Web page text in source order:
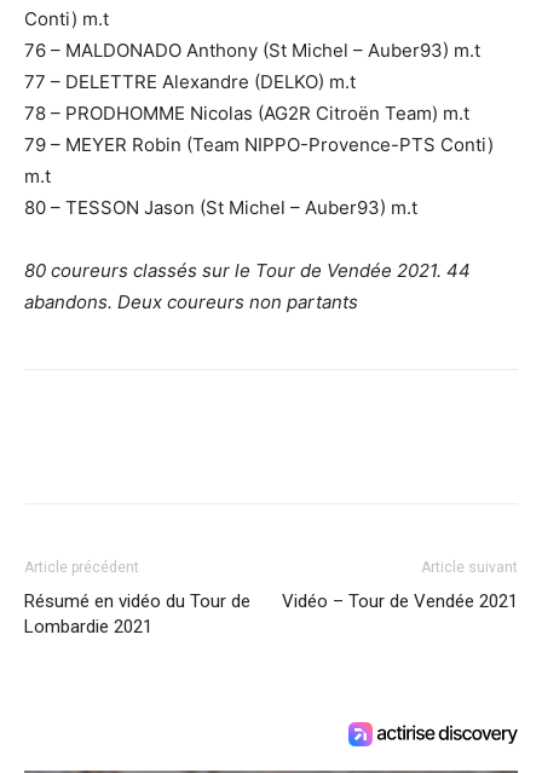
Conti) m.t
76 – MALDONADO Anthony (St Michel – Auber93) m.t
77 – DELETTRE Alexandre (DELKO) m.t
78 – PRODHOMME Nicolas (AG2R Citroën Team) m.t
79 – MEYER Robin (Team NIPPO-Provence-PTS Conti)
m.t
80 – TESSON Jason (St Michel – Auber93) m.t
80 coureurs classés sur le Tour de Vendée 2021. 44
abandons. Deux coureurs non partants
Article précédent
Résumé en vidéo du Tour de
Lombardie 2021
Article suivant
Vidéo – Tour de Vendée 2021